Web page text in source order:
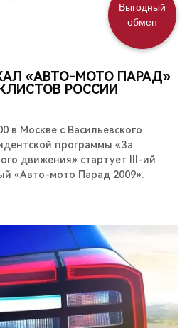
«АВТО-МОТО ПАРАД»
РОССИИ
в Москве с Васильевского
программы «За
движения» стартует III-ий
«Авто-мото Парад 2009».
Выгодный
обмен